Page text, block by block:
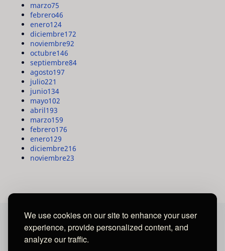
We use cookies on our site to enhance your user
experience, provide personalized content, and
analyze our traffic.
marzo75
febrero46
enero124
diciembre172
noviembre92
octubre146
septiembre84
agosto197
julio221
junio134
mayo102
abril193
marzo159
febrero176
enero129
diciembre216
noviembre23
MAYA MEDIA GROUP